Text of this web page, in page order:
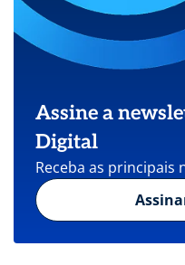
Assine a
Digital
Receba as principais